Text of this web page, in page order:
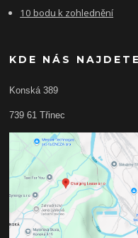
10 bodu k zohlednění
KDE NÁS NAJDETE
Konská 389
739 61 Třinec